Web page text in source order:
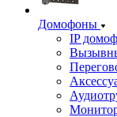
Домофоны
IP